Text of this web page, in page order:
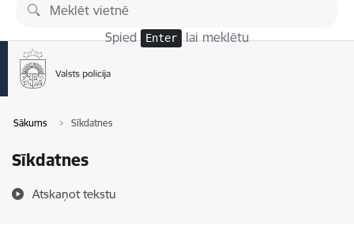
Pāriet uz lapas saturu
Spied Enter lai meklētu
Sākums Sīkdatnes
Sīkdatnes
Atskaņot tekstu